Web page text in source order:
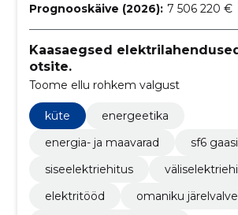
Prognooskäive (2026): 7 506 220 €
Kaasaegsed
otsite.
Toome ellu rohkem valgust
küte
energeetika
energia- ja maavarad
sf6
siseelektriehitus
elektritööd
omaniku järelvalve